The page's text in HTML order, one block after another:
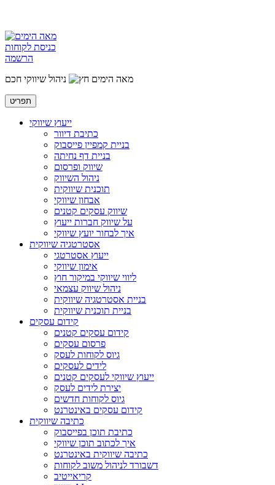
כניסת לקוחות
הרשמה
מאה הימים
ניהול שיווקי חכם
תפריט
ייעוץ שיווקי
כתיבת דיוור
בניית קמפיין פייסבוק
בניית דף נחיתה
שיווק ופרסום
ניהול השיווק
תוכנית שיווקית
אבחון שיווקי
שיווק עסקים קטנים
על שיווק חברות ייעוץ
איך לבחור יועץ שיווקי
אסטרטגיה שיווקית
ייעוץ אסטרטגי
אימון שיווקי
ליווי שיווקי במיקור חוץ
ניהול שיווק עצמאי
בניית אסטרטגיה שיווקית
בניית תוכנית שיווקית
קידום עסקים
קידום עסקים קטנים
פרסום עסקים
גיוס לקוחות לעסק
לידים לעסקים
ייעוץ שיווקי לעסקים קטנים
יצירת לידים לעסק
גיוס לקוחות חדשים
קידום עסקים באינטרנט
כתיבה שיווקית
כתיבת תוכן בפייסבוק
איך לכתוב תוכן שיווקי
כתיבה שיווקית באינטרנט
דשבורד לניהול משוב לקוחות
קריאייטיב